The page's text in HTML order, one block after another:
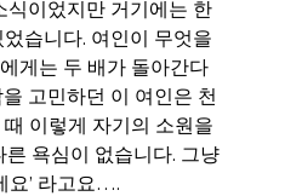
식이었지만 거기에는 한
습니다. 여인이 무엇을
게는 두 배가 돌아간다
고민하던 이 여인은 천
이렇게 자기의 소원을
른 욕심이 없습니다. 그냥
요’ 라고요….